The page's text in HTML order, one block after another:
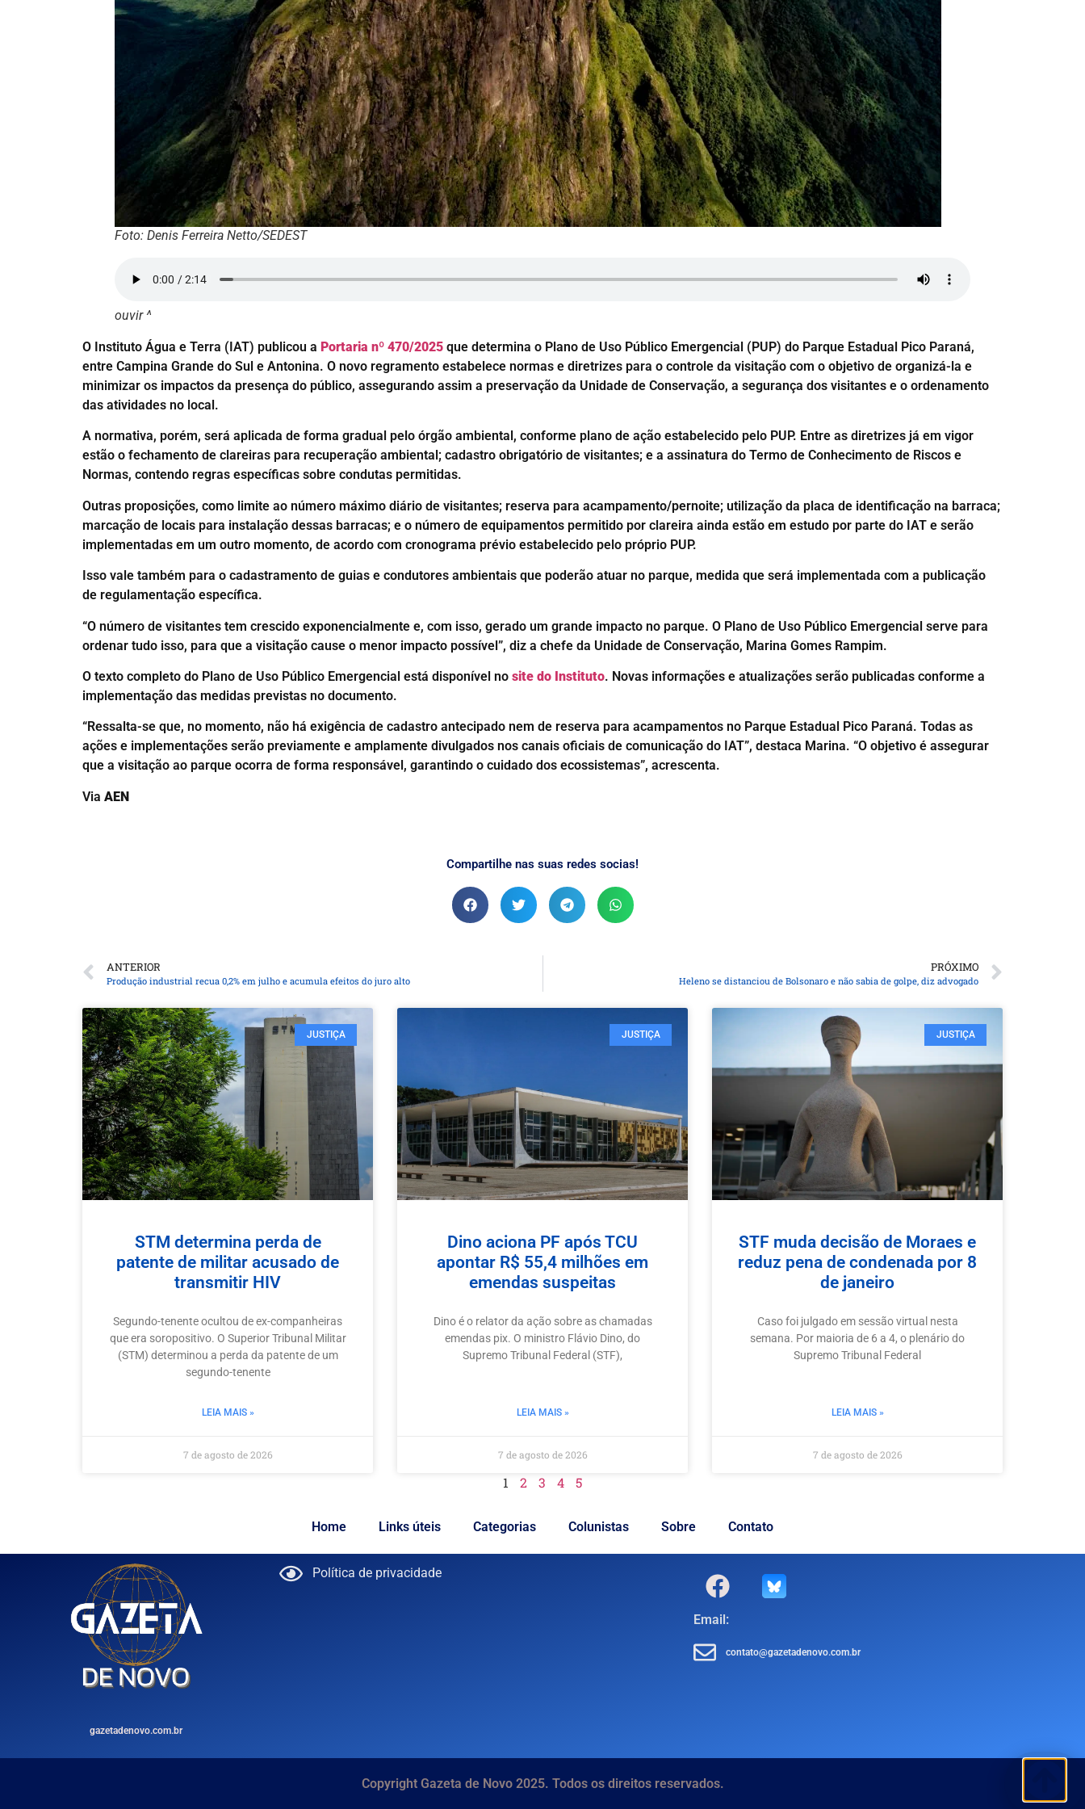
Foto: Denis Ferreira Netto/SEDEST
ouvir ^
O Instituto Água e Terra (IAT) publicou a Portaria nº 470/2025 que determina o Plano de Uso Público Emergencial (PUP) do Parque Estadual Pico Paraná,
entre Campina Grande do Sul e Antonina. O novo regramento estabelece normas e diretrizes para o controle da visitação com o objetivo de organizá-la e
minimizar os impactos da presença do público, assegurando assim a preservação da Unidade de Conservação, a segurança dos visitantes e o ordenamento
das atividades no local.
A normativa, porém, será aplicada de forma gradual pelo órgão ambiental, conforme plano de ação estabelecido pelo PUP. Entre as diretrizes já em vigor
estão o fechamento de clareiras para recuperação ambiental; cadastro obrigatório de visitantes; e a assinatura do Termo de Conhecimento de Riscos e
Normas, contendo regras específicas sobre condutas permitidas.
Outras proposições, como limite ao número máximo diário de visitantes; reserva para acampamento/pernoite; utilização da placa de identificação na barraca;
marcação de locais para instalação dessas barracas; e o número de equipamentos permitido por clareira ainda estão em estudo por parte do IAT e serão
implementadas em um outro momento, de acordo com cronograma prévio estabelecido pelo próprio PUP.
Isso vale também para o cadastramento de guias e condutores ambientais que poderão atuar no parque, medida que será implementada com a publicação
de regulamentação específica.
“O número de visitantes tem crescido exponencialmente e, com isso, gerado um grande impacto no parque. O Plano de Uso Público Emergencial serve para
ordenar tudo isso, para que a visitação cause o menor impacto possível”, diz a chefe da Unidade de Conservação, Marina Gomes Rampim.
O texto completo do Plano de Uso Público Emergencial está disponível no site do Instituto. Novas informações e atualizações serão publicadas conforme a
implementação das medidas previstas no documento.
“Ressalta-se que, no momento, não há exigência de cadastro antecipado nem de reserva para acampamentos no Parque Estadual Pico Paraná. Todas as
ações e implementações serão previamente e amplamente divulgados nos canais oficiais de comunicação do IAT”, destaca Marina. “O objetivo é assegurar
que a visitação ao parque ocorra de forma responsável, garantindo o cuidado dos ecossistemas”, acrescenta.
Via AEN
Compartilhe nas suas redes socias!
ANTERIOR
Produção industrial recua 0,2% em julho e acumula efeitos do juro alto
PRÓXIMO
Heleno se distanciou de Bolsonaro e não sabia de golpe, diz advogado
JUSTIÇA
STM determina perda de
patente de militar acusado de
transmitir HIV
Segundo-tenente ocultou de ex-companheiras
que era soropositivo. O Superior Tribunal Militar
(STM) determinou a perda da patente de um
segundo-tenente
LEIA MAIS »
7 de agosto de 2026
JUSTIÇA
Dino aciona PF após TCU
apontar R$ 55,4 milhões em
emendas suspeitas
Dino é o relator da ação sobre as chamadas
emendas pix. O ministro Flávio Dino, do
Supremo Tribunal Federal (STF),
LEIA MAIS »
7 de agosto de 2026
JUSTIÇA
STF muda decisão de Moraes e
reduz pena de condenada por 8
de janeiro
Caso foi julgado em sessão virtual nesta
semana. Por maioria de 6 a 4, o plenário do
Supremo Tribunal Federal
LEIA MAIS »
7 de agosto de 2026
1 2 3 4 5
Home Links úteis Categorias Colunistas Sobre Contato
gazetadenovo.com.br
Política de privacidade
Email:
contato@gazetadenovo.com.br
Copyright Gazeta de Novo 2025. Todos os direitos reservados.